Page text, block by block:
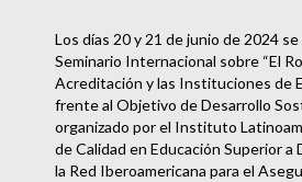
Los días 20 y 21 de junio de 2024
Seminario Internacional sobre “El
Acreditación y las Instituciones de
frente al Objetivo de Desarrollo
organizado por el Instituto
de Calidad en Educación Superior a
la Red Iberoamericana para el